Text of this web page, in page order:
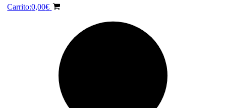
Carrito:0,00€